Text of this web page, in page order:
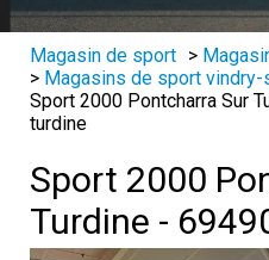
Magasin de sport >
> Magasins de sport
Sport 2000 Pontcharra Sur
turdine
Sport 2000
Turdine -